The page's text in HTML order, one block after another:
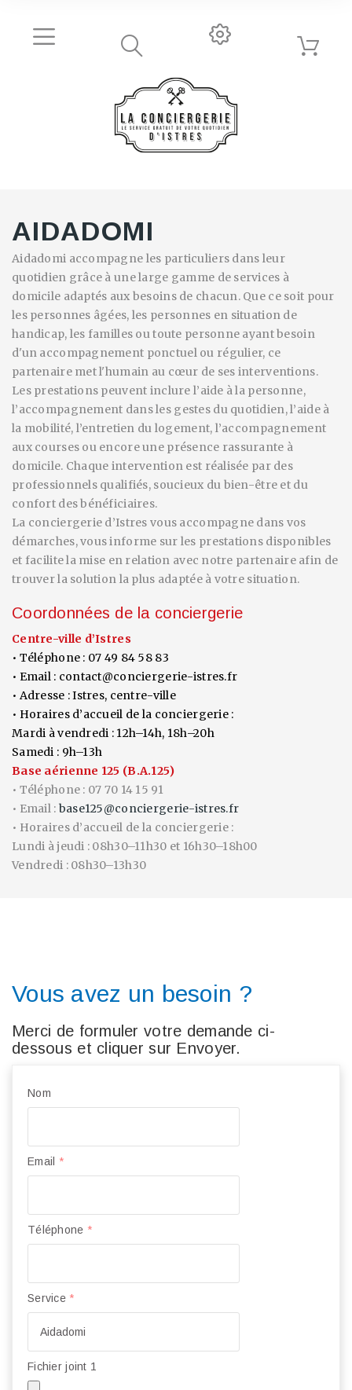
AIDADOMI
Aidadomi accompagne les particuliers dans leur
quotidien grâce à une large gamme de services à
domicile adaptés aux besoins de chacun. Que ce soit pour
les personnes âgées, les personnes en situation de
handicap, les familles ou toute personne ayant besoin
d'un accompagnement ponctuel ou régulier, ce
partenaire met l'humain au cœur de ses interventions.
Les prestations peuvent inclure l’aide à la personne,
l’accompagnement dans les gestes du quotidien, l’aide à
la mobilité, l’entretien du logement, l’accompagnement
aux courses ou encore une présence rassurante à
domicile. Chaque intervention est réalisée par des
professionnels qualifiés, soucieux du bien-être et du
confort des bénéficiaires.
La conciergerie d’Istres vous accompagne dans vos
démarches, vous informe sur les prestations disponibles
et facilite la mise en relation avec notre partenaire afin de
trouver la solution la plus adaptée à votre situation.
Coordonnées de la conciergerie
Centre-ville d’Istres
• Téléphone : 07 49 84 58 83
• Email : contact@conciergerie-istres.fr
• Adresse : Istres, centre-ville
• Horaires d’accueil de la conciergerie :
Mardi à vendredi : 12h–14h, 18h–20h
Samedi : 9h–13h
Base aérienne 125 (B.A.125)
• Téléphone : 07 70 14 15 91
• Email : base125@conciergerie-istres.fr
• Horaires d’accueil de la conciergerie :
Lundi à jeudi : 08h30–11h30 et 16h30–18h00
Vendredi : 08h30–13h30
Vous avez un besoin ?
Merci de formuler votre demande ci-
dessous et cliquer sur Envoyer.
Nom
Email *
Téléphone *
Service *
Fichier joint 1